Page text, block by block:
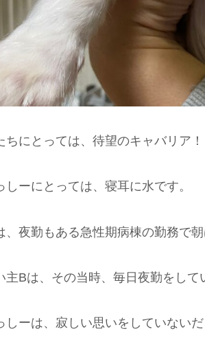
ちにとっては、待望のキャバリア！
しーにとっては、寝耳に水です。
、夜勤もある急性期病棟の勤務で朝
主Bは、その当時、毎日夜勤をして
しーは、寂しい思いをしていない